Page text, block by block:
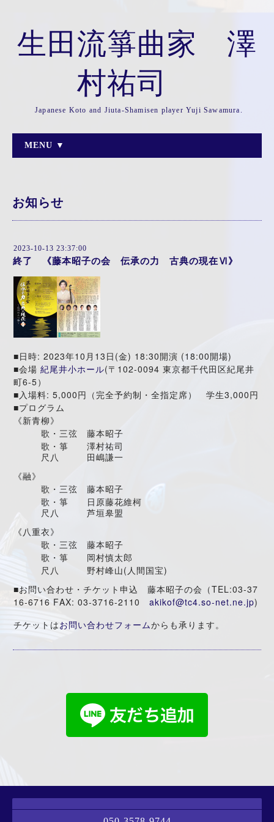
生田流箏曲家 澤
村祐司
Japanese Koto and Jiuta-Shamisen player Yuji Sawamura.
MENU ▼
お知らせ
2023-10-13 23:37:00
終了 《藤本昭子の会 伝承の力 古典の現在Ⅵ》
■ 日時: 2023年10 月 13 日 (金) 18:30 開演 (18:00 開場)
■会場 紀尾井小ホール( 〒 102-0094 東京都千代田区紀尾井
町 6-5 ）
■ 入場料: 5,000 円（完全予約制・全指定席） 学生3,000 円
■プログラム
《新青柳》
歌・三弦 藤本昭子
歌・箏 澤村祐司
尺八 田嶋謙一
《融》
歌・三弦 藤本昭子
歌・箏 日原藤花維柯
尺八 芦垣皋盟
《八重衣》
歌・三弦 藤本昭子
歌・箏 岡村慎太郎
尺八 野村峰山 ( 人間国宝)
■お問い合わせ・チケット申込 藤本昭子の会（ TEL:03-37
16-6716 FAX: 03-3716-2110
akikof@tc4.so-net.ne.jp)
チケットは お問い合わせフォームからも承ります。